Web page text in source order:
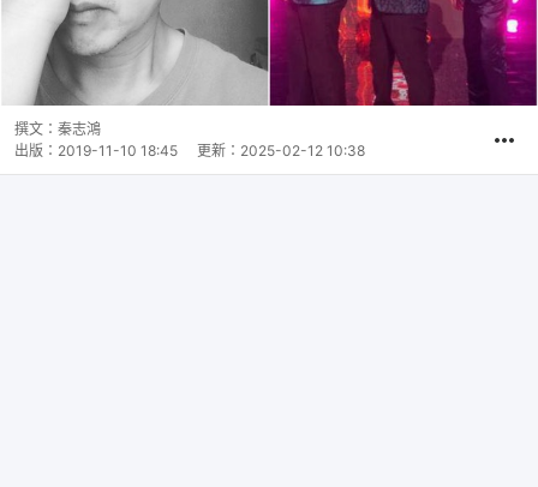
撰文： 秦志鴻
出版： 2019-11-10 18:45 更新： 2025-02-12 10:38